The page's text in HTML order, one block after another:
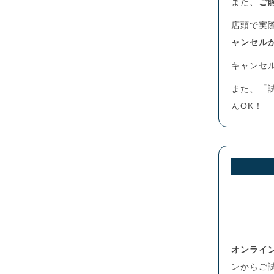
店頭で実
ャンセル
キャンセ
また、「
んOK！
オンライ
ンからご